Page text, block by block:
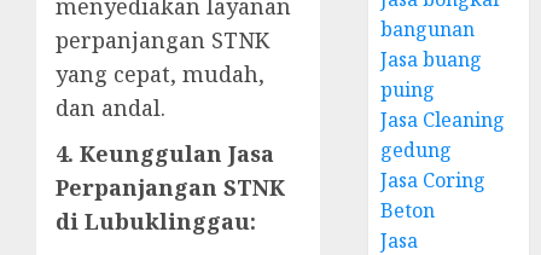
menyediakan layanan
perpanjangan STNK
yang cepat, mudah,
dan andal.
4. Keunggulan Jasa
Perpanjangan STNK
di Lubuklinggau:
bangunan
Jasa buang
puing
Jasa Cleaning
gedung
Jasa Coring
Beton
Jasa